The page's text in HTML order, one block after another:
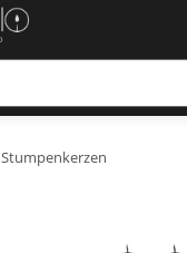
Stumpenkerzen